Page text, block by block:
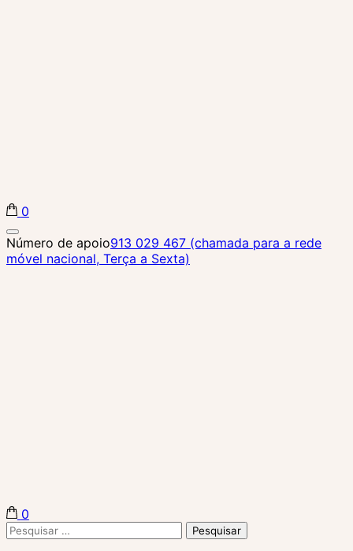
Biba Concept Store
0
Número de apoio913 029 467 (chamada para a rede
móvel nacional, Terça a Sexta)
Biba Concept Store
0
Pesquisar